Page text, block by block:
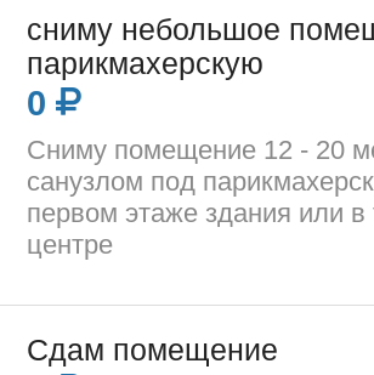
сниму небольшое
парикмахерскую
0
Сниму помещение 12 - 20
санузлом под
первом этаже здания или в
центре
Сдам помещение